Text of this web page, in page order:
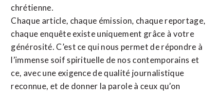
chrétienne.
Chaque article, chaque émission, chaque reportage,
chaque enquête existe uniquement grâce à votre
générosité. C’est ce qui nous permet de répondre à
l’immense soif spirituelle de nos contemporains et
ce, avec une exigence de qualité journalistique
reconnue, et de donner la parole à ceux qu’on